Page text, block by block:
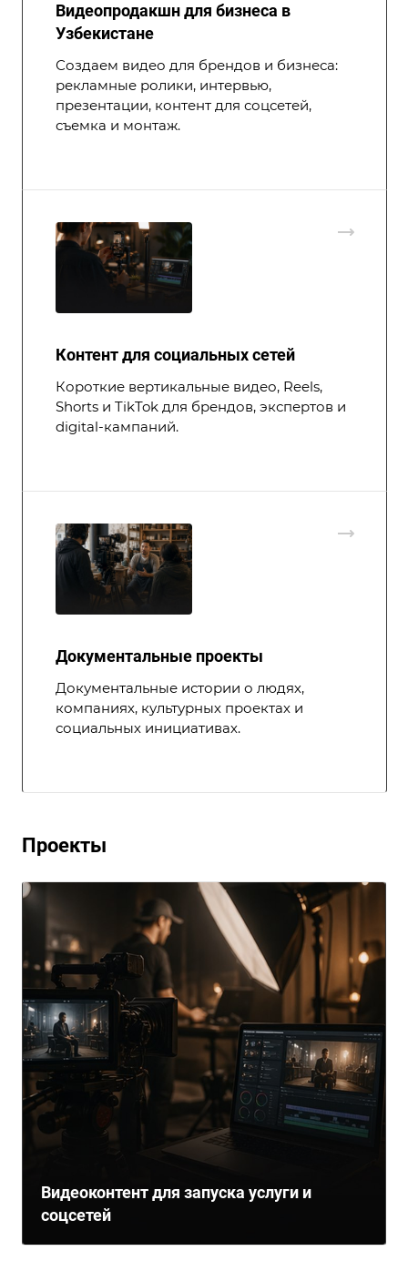
Видеопродакшн для бизнеса в
Узбекистане
Создаем видео для брендов и бизнеса:
рекламные ролики, интервью,
презентации, контент для соцсетей,
съемка и монтаж.
Контент для социальных сетей
Короткие вертикальные видео, Reels,
Shorts и TikTok для брендов, экспертов и
digital-кампаний.
Документальные проекты
Документальные истории о людях,
компаниях, культурных проектах и
социальных инициативах.
Проекты
Видеоконтент для запуска услуги и
соцсетей